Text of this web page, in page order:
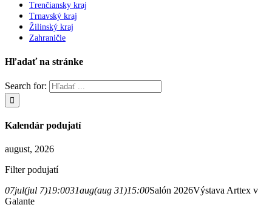
Trenčiansky kraj
Trnavský kraj
Žilinský kraj
Zahraničie
Hľadať na stránke
Search for:
Kalendár podujatí
august, 2026
Filter podujatí
07jul(jul 7)19:0031aug(aug 31)15:00Salón 2026Výstava Arttex v
Galante